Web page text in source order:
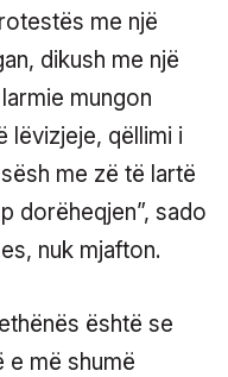
me një
dikush me një
mungon
lëvizjeje, qëllimi i
me zë të lartë
dorëheqjen”, sado
nuk mjafton.
është se
e më shumë